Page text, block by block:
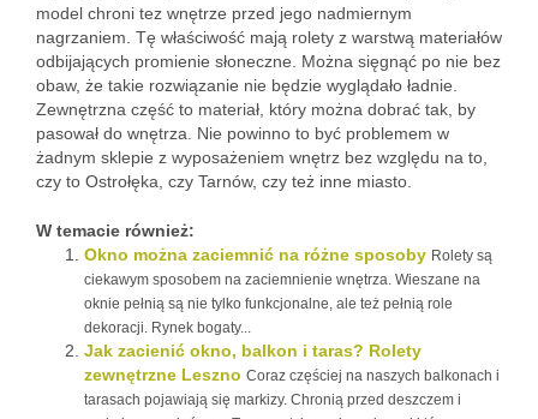
model chroni tez wnętrze przed jego nadmiernym
nagrzaniem. Tę właściwość mają rolety z warstwą materiałów
odbijających promienie słoneczne. Można sięgnąć po nie bez
obaw, że takie rozwiązanie nie będzie wyglądało ładnie.
Zewnętrzna część to materiał, który można dobrać tak, by
pasował do wnętrza. Nie powinno to być problemem w
żadnym sklepie z wyposażeniem wnętrz bez względu na to,
czy to Ostrołęka, czy Tarnów, czy też inne miasto.
W temacie również:
Okno można zaciemnić na różne sposoby Rolety są
ciekawym sposobem na zaciemnienie wnętrza. Wieszane na
oknie pełnią są nie tylko funkcjonalne, ale też pełnią role
dekoracji. Rynek bogaty...
Jak zacienić okno, balkon i taras? Rolety
zewnętrzne Leszno Coraz częściej na naszych balkonach i
tarasach pojawiają się markizy. Chronią przed deszczem i